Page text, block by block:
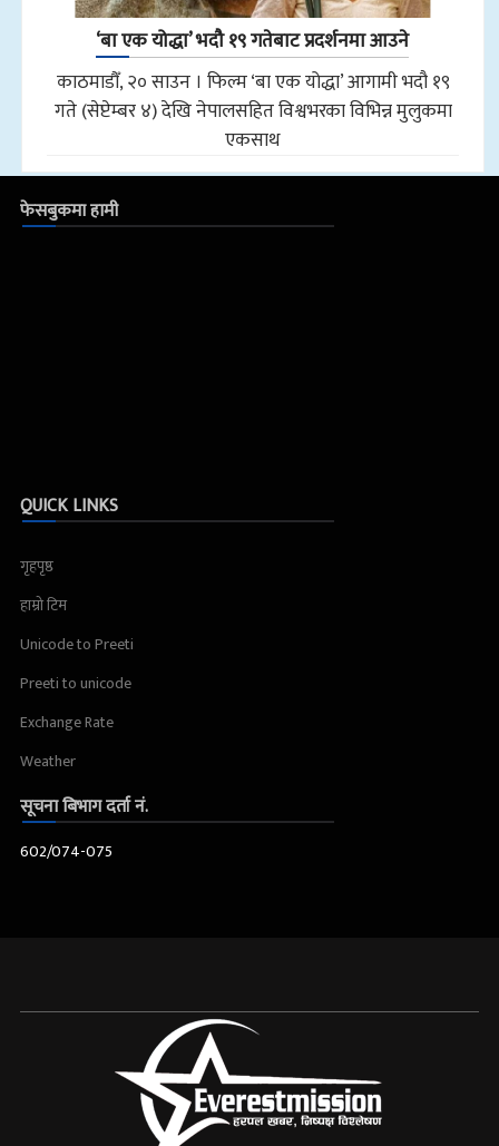
‘बा एक योद्धा’ भदौ १९ गतेबाट प्रदर्शनमा आउने
काठमाडौँ, २० साउन । फिल्म ‘बा एक योद्धा’ आगामी भदौ १९
गते (सेप्टेम्बर ४) देखि नेपालसहित विश्वभरका विभिन्न मुलुकमा
एकसाथ
फेसबुकमा हामी
QUICK LINKS
गृहपृष्ठ
हाम्रो टिम
Unicode to Preeti
Preeti to unicode
Exchange Rate
Weather
सूचना बिभाग दर्ता नं.
602/074-075